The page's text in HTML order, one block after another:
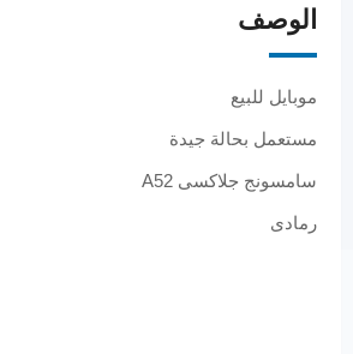
الوصف
موبايل للبيع
مستعمل بحالة جيدة
سامسونج جلاكسى A52
رمادى